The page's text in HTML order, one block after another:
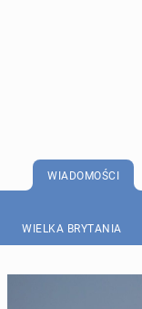
WIADOMOŚCI
WIELKA BRYTANIA